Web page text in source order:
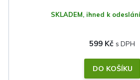
SKLADEM, ihned k odeslání
599 Kč
DO KOŠÍKU